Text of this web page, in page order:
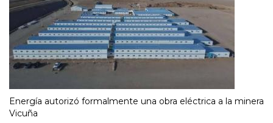
Energía autorizó formalmente una obra eléctrica a la minera
Vicuña